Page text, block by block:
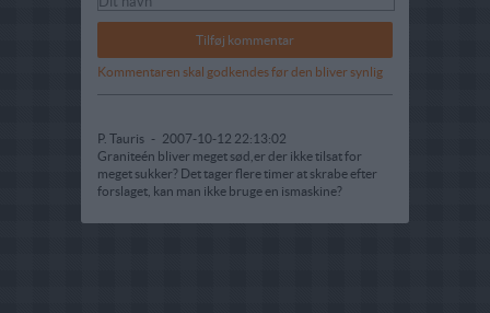
Kommentaren skal godkendes før den bliver synlig
P. Tauris - 2007-10-12 22:13:02
Graniteén bliver meget sød,er der ikke tilsat for
meget sukker? Det tager flere timer at skrabe efter
forslaget, kan man ikke bruge en ismaskine?